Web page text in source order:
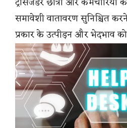
समावेशी वातावरण सुनिश्चित
प्रकार के उत्पीड़न और भेदभाव